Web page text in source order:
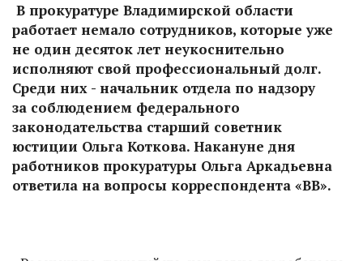
В прокуратуре Владимирской области
работает немало сотрудников, которые уже
не один десяток лет неукоснительно
исполняют свой профессиональный долг.
Среди них - начальник отдела по надзору
за соблюдением федерального
законодательства старший советник
юстиции Ольга Коткова. Накануне дня
работников прокуратуры Ольга Аркадьевна
ответила на вопросы корреспондента «ВВ».